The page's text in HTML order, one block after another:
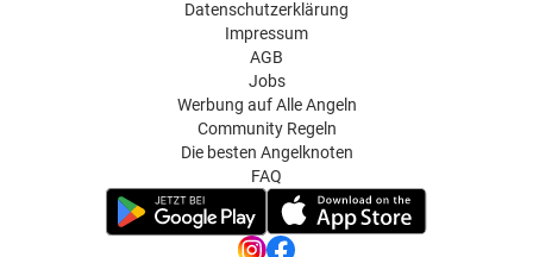
Datenschutzerklärung
Impressum
AGB
Jobs
Werbung auf Alle Angeln
Community Regeln
Die besten Angelknoten
FAQ